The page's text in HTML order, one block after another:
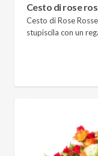
Cesto di rose
Cesto di Rose
stupiscila con un